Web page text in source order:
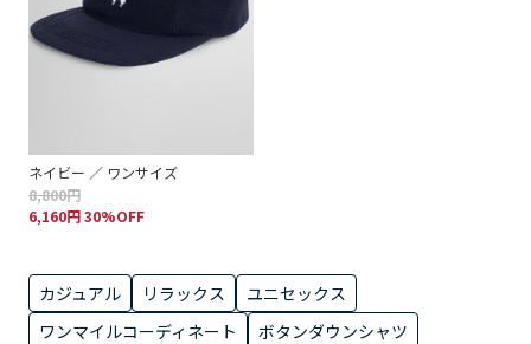
ネイビー ／ ワンサイズ
8,800円
6,160円 30%OFF
カジュアル リラックス
ユニセックス
ワンマイルコーディネート
ボタンダウンシャツ